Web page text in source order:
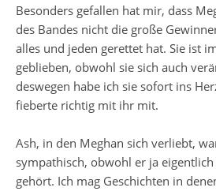
Besonders gefallen hat mir, dass
des Bandes nicht die große
alles und jeden gerettet hat. Sie ist
geblieben, obwohl sie sich auch
deswegen habe ich sie sofort ins
fieberte richtig mit ihr mit.
Ash, in den Meghan sich verliebt,
sympathisch, obwohl er ja eigentlich
gehört. Ich mag Geschichten in